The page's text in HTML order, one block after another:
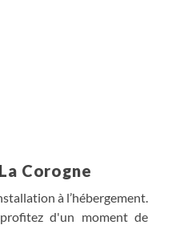
Corogne
à l’hébergement.
d'un moment de